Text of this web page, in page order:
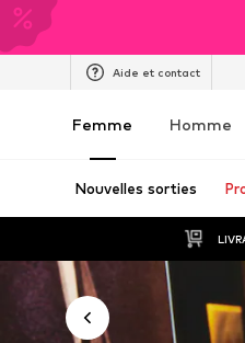
Aide et contact
Femme Homme
Nouvelles sorties